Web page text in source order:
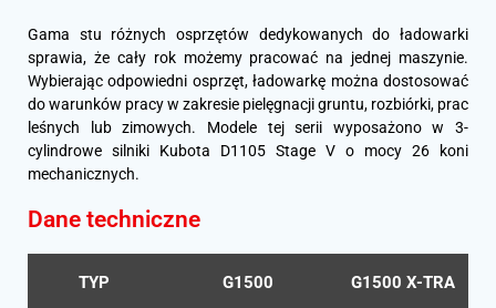
Gama stu różnych osprzętów dedykowanych do ładowarki
sprawia, że cały rok możemy pracować na jednej maszynie.
Wybierając odpowiedni osprzęt, ładowarkę można dostosować
do warunków pracy w zakresie pielęgnacji gruntu, rozbiórki, prac
leśnych lub zimowych. Modele tej serii wyposażono w 3-
cylindrowe silniki Kubota D1105 Stage V o mocy 26 koni
mechanicznych.
Dane techniczne
TYP G1500 G1500 X-TRA